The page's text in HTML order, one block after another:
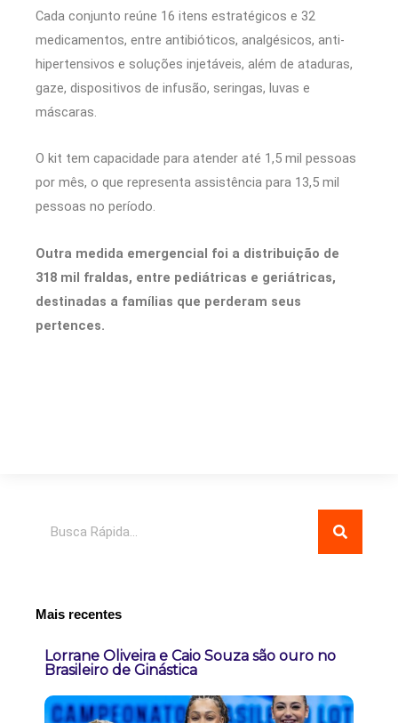
Cada conjunto reúne 16 itens estratégicos e 32
medicamentos, entre antibióticos, analgésicos, anti-
hipertensivos e soluções injetáveis, além de ataduras,
gaze, dispositivos de infusão, seringas, luvas e
máscaras.
O kit tem capacidade para atender até 1,5 mil pessoas
por mês, o que representa assistência para 13,5 mil
pessoas no período.
Outra medida emergencial foi a distribuição de
318 mil fraldas, entre pediátricas e geriátricas,
destinadas a famílias que perderam seus
pertences.
Mais recentes
Lorrane Oliveira e Caio Souza são ouro no
Brasileiro de Ginástica